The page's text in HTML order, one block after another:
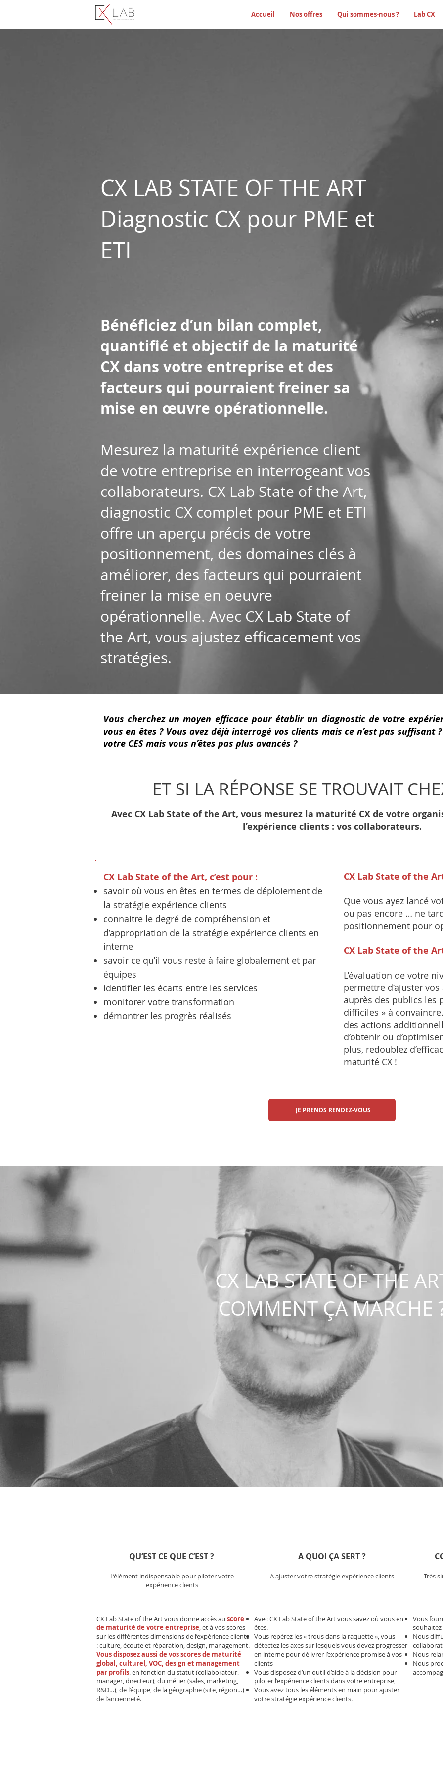
Accueil Nos offres Qui sommes-nous ? Lab CX
CX LAB STATE OF THE ART
Diagnostic CX pour PME et
ETI
Bénéficiez d’un bilan complet,
quantifié et objectif de la maturité
CX dans votre entreprise et des
facteurs qui pourraient freiner sa
mise en œuvre opérationnelle.
Mesurez la maturité expérience client
de votre entreprise en interrogeant vos
collaborateurs. CX Lab State of the Art,
diagnostic CX complet pour PME et ETI
offre un aperçu précis de votre
positionnement, des domaines clés à
améliorer, des facteurs qui pourraient
freiner la mise en oeuvre
opérationnelle. Avec CX Lab State of
the Art, vous ajustez efficacement vos
stratégies.
Vous cherchez un moyen efficace pour établir un diagnostic de votre
vous en êtes ? Vous avez déjà interrogé vos clients mais ce n’est pas suffisant
votre CES mais vous n’êtes pas plus avancés ?
ET SI LA RÉPONSE SE TROUVAIT
Avec CX Lab State of the Art, vous mesurez la maturité CX de votre
l’expérience clients : vos collaborateurs.
CX Lab State of the Art, c’est pour :
savoir où vous en êtes en termes de déploiement de
la stratégie expérience clients
connaitre le degré de compréhension et
d’appropriation de la stratégie expérience clients en
interne
savoir ce qu’il vous reste à faire globalement et par
équipes
identifier les écarts entre les services
monitorer votre transformation
démontrer les progrès réalisés
CX Lab State of the
Que vous ayez lancé
ou pas encore … ne
positionnement pour
CX Lab State of the
L’évaluation de votre
permettre d’ajuster
auprès des publics les
difficiles » à
des actions
d’obtenir ou
plus, redoublez
maturité CX !
JE PRENDS RENDEZ-VOUS
CX LAB STATE OF THE
COMMENT ÇA MARCHE
QU‘EST CE QUE C’EST ?
L’élément indispensable pour piloter votre
expérience clients
A QUOI ÇA SERT ?
A ajuster votre stratégie expérience clients Très
CX Lab State of the Art vous donne accès au score
de maturité de votre entreprise, et à vos scores
sur les différentes dimensions de l’expérience clients
: culture, écoute et réparation, design, management.
Vous disposez aussi de vos scores de maturité
global, culturel, VOC, design et management
par profils, en fonction du statut (collaborateur,
manager, directeur), du métier (sales, marketing,
R&D…), de l’équipe, de la géographie (site, région…)
de l’ancienneté.
Avec CX Lab State of the Art vous savez où vous en
êtes.
Vous repérez les « trous dans la raquette », vous
détectez les axes sur lesquels vous devez progresser
en interne pour délivrer l’expérience promise à vos
clients
Vous disposez d’un outil d’aide à la décision pour
piloter l’expérience clients dans votre entreprise,
Vous avez tous les éléments en main pour ajuster
votre stratégie expérience clients.
Vous
Nous
Nous
Nous